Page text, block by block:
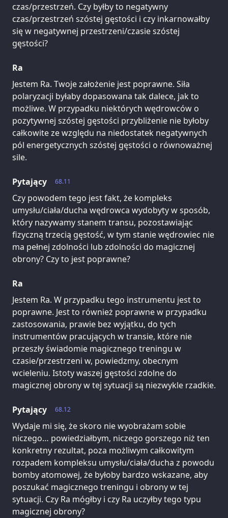
czas/przestrzeń. Czy byłby to negatywny
czas/przestrzeń szóstej gęstości i czy inkarnowałby
się w negatywnej przestrzeni/czasie szóstej
gęstości?
Ra
Jestem Ra. Twoje założenie jest poprawne. Siła
polaryzacji byłaby dopasowana tak dalece, jak to
możliwe. W przypadku niektórych wędrowców o
pozytywnej szóstej gęstości przybliżenie nie byłoby
całkowite ze względu na niedostatek negatywnych
pól energetycznych szóstej gęstości o równoważnej
sile.
68.11
Pytający
Czy powodem tego jest fakt, że kompleks
umysłu/ciała/ducha wędrowca wydobyty w sposób,
który nazywamy stanem transu, pozostawiając
fizyczną trzecią gęstość, w tym stanie wędrowiec nie
ma pełnej zdolności lub zdolności do magicznej
obrony? Czy to jest poprawne?
Ra
Jestem Ra. W przypadku tego instrumentu jest to
poprawne. Jest to również poprawne w przypadku
zastosowania, prawie bez wyjątku, do tych
instrumentów pracujących w transie, które nie
przeszły świadomie magicznego treningu w
czasie/przestrzeni w, powiedzmy, obecnym
wcieleniu. Istoty waszej gęstości zdolne do
magicznej obrony w tej sytuacji są niezwykle rzadkie.
68.12
Pytający
Wydaje mi się, że skoro nie wyobrażam sobie
niczego… powiedziałbym, niczego gorszego niż ten
konkretny rezultat, poza możliwym całkowitym
rozpadem kompleksu umysłu/ciała/ducha z powodu
bomby atomowej, że byłoby bardzo wskazane, aby
poszukać magicznego treningu i obrony w tej
sytuacji. Czy Ra mógłby i czy Ra uczyłby tego typu
magicznej obrony?